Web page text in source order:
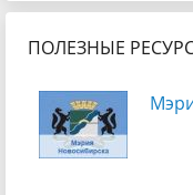
ПОЛЕЗНЫЕ